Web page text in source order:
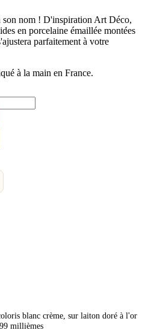
son nom ! D'inspiration Art Déco,
en porcelaine émaillée montées
parfaitement à votre
à la main en France.
blanc crème, sur laiton doré à l'or
millièmes